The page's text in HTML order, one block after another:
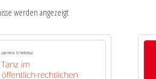
werden angezeigt